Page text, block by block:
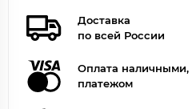
Доставка
по всей России
Оплата
платежом